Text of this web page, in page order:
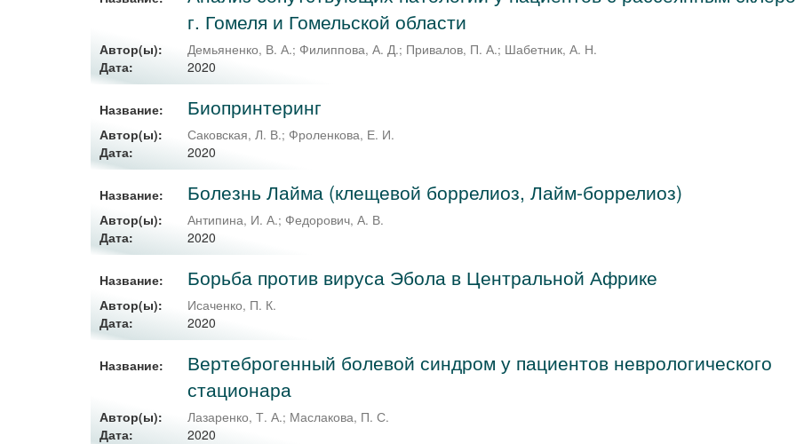
г. Гомеля и Гомельской области
Автор(ы): Демьяненко, В. А.; Филиппова, А. Д.; Привалов, П. А.; Шабетник, А. Н.
Дата:
2020
Название: Биопринтеринг
Автор(ы): Саковская, Л. В.; Фроленкова, Е. И.
Дата:
2020
Название: Болезнь Лайма (клещевой боррелиоз, Лайм-боррелиоз)
Автор(ы): Антипина, И. А.; Федорович, А. В.
Дата:
2020
Название: Борьба против вируса Эбола в Центральной Африке
Автор(ы):
Исаченко, П. К.
Дата:
2020
Название:
Вертеброгенный болевой синдром у пациентов неврологического
стационара
Автор(ы): Лазаренко, Т. А.; Маслакова, П. С.
Дата:
2020